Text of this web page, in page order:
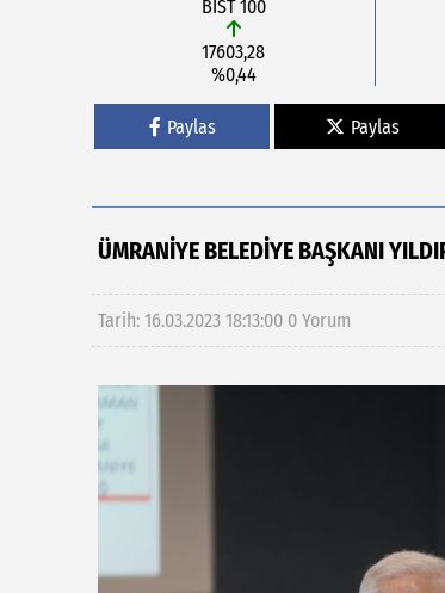
BIST 100
17603,28
%0,44
Paylas Paylas
ÜMRANİYE BELEDİYE BAŞKANI
Tarih: 16.03.2023 18:13:00 0 Yorum